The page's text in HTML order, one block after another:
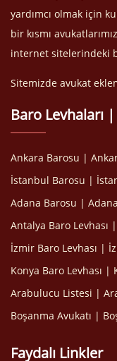
yardımcı olmak için
bir kısmı
internet sitelerindeki
Sitemizde avukat
Baro Levhaları
Ankara Barosu |
İstanbul Barosu |
Adana Barosu |
Antalya Baro Levhası
İzmir Baro Levhası |
Konya Baro Levhası |
Arabulucu Listesi |
Boşanma Avukatı |
Faydalı Linkler